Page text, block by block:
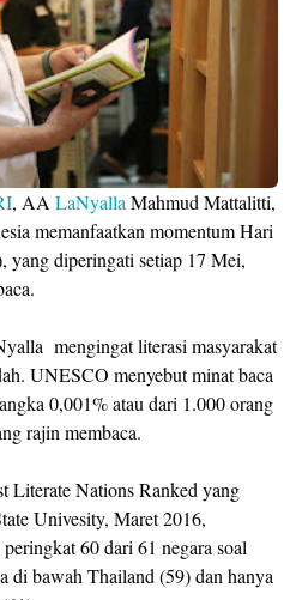
, AA LaNyalla Mahmud Mattalitti,
memanfaatkan momentum Hari
yang diperingati setiap 17 Mei,
mengingat literasi masyarakat
UNESCO menyebut minat baca
0,001% atau dari 1.000 orang
rajin membaca.
Literate Nations Ranked yang
Univesity, Maret 2016,
60 dari 61 negara soal
di bawah Thailand (59) dan hanya